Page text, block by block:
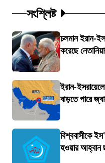
সংশ্লিষ্ট
চলমান ইরান-
করেছে
ইরান-
বাড়তে পারে
বিশ্ববাসীকে
হওয়ার আহ্বান